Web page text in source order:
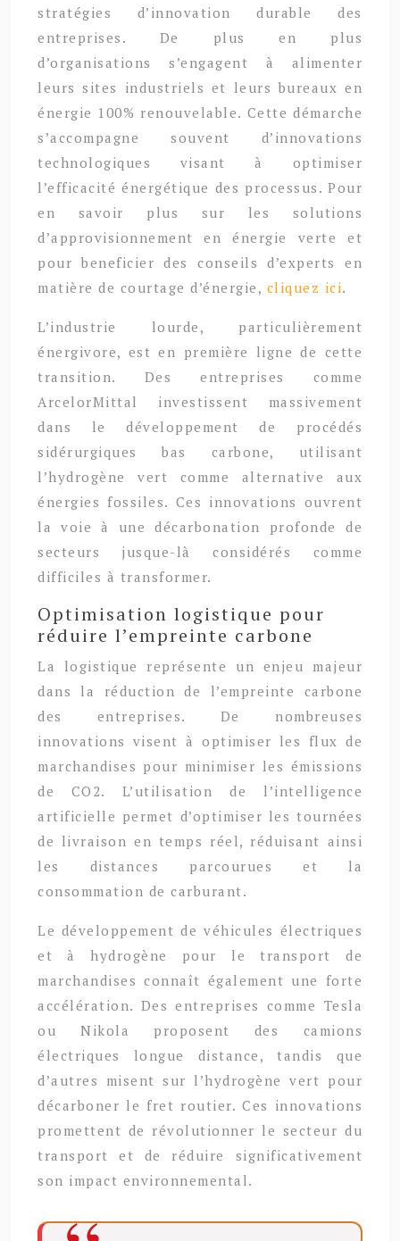
stratégies d’innovation durable des
entreprises. De plus en plus
d’organisations s’engagent à alimenter
leurs sites industriels et leurs bureaux en
énergie 100% renouvelable. Cette démarche
s’accompagne souvent d’innovations
technologiques visant à optimiser
l’efficacité énergétique des processus. Pour
en savoir plus sur les solutions
d’approvisionnement en énergie verte et
pour beneficier des conseils d’experts en
matière de courtage d’énergie, cliquez ici.
L’industrie lourde, particulièrement
énergivore, est en première ligne de cette
transition. Des entreprises comme
ArcelorMittal investissent massivement
dans le développement de procédés
sidérurgiques bas carbone, utilisant
l’hydrogène vert comme alternative aux
énergies fossiles. Ces innovations ouvrent
la voie à une décarbonation profonde de
secteurs jusque-là considérés comme
difficiles à transformer.
Optimisation logistique pour
réduire l’empreinte carbone
La logistique représente un enjeu majeur
dans la réduction de l’empreinte carbone
des entreprises. De nombreuses
innovations visent à optimiser les flux de
marchandises pour minimiser les émissions
de CO2. L’utilisation de l’intelligence
artificielle permet d’optimiser les tournées
de livraison en temps réel, réduisant ainsi
les distances parcourues et la
consommation de carburant.
Le développement de véhicules électriques
et à hydrogène pour le transport de
marchandises connaît également une forte
accélération. Des entreprises comme Tesla
ou Nikola proposent des camions
électriques longue distance, tandis que
d’autres misent sur l’hydrogène vert pour
décarboner le fret routier. Ces innovations
promettent de révolutionner le secteur du
transport et de réduire significativement
son impact environnemental.